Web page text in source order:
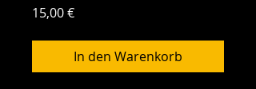
15,00 €Preis
In den Warenkorb